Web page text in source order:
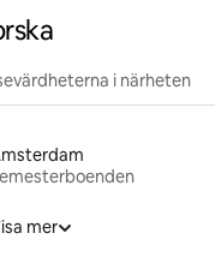
i närheten
mer